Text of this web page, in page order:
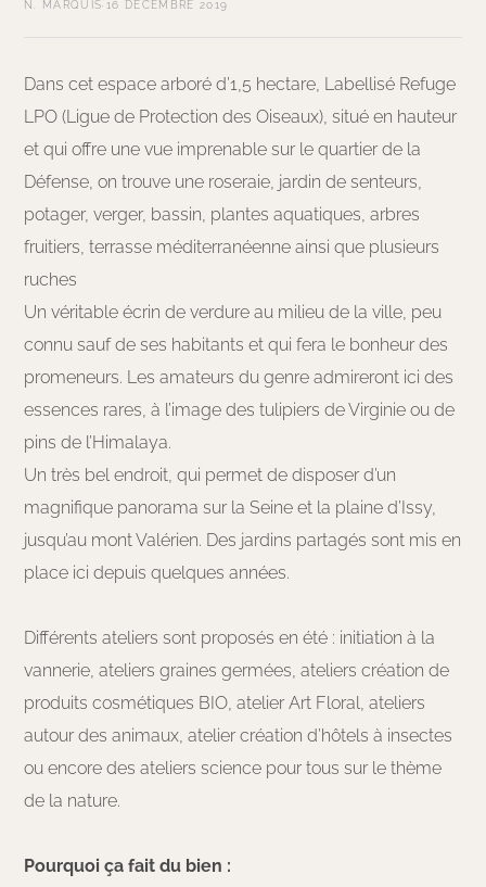
N. MARQUIS· 16 DÉCEMBRE 2019
Dans cet espace arboré d’1,5 hectare, Labellisé Refuge
LPO (Ligue de Protection des Oiseaux), situé en hauteur
et qui offre une vue imprenable sur le quartier de la
Défense, on trouve une roseraie, jardin de senteurs,
potager, verger, bassin, plantes aquatiques, arbres
fruitiers, terrasse méditerranéenne ainsi que plusieurs
ruches
Un véritable écrin de verdure au milieu de la ville, peu
connu sauf de ses habitants et qui fera le bonheur des
promeneurs. Les amateurs du genre admireront ici des
essences rares, à l’image des tulipiers de Virginie ou de
pins de l’Himalaya.
Un très bel endroit, qui permet de disposer d’un
magnifique panorama sur la Seine et la plaine d’Issy,
jusqu’au mont Valérien. Des jardins partagés sont mis en
place ici depuis quelques années.
Différents ateliers sont proposés en été : initiation à la
vannerie, ateliers graines germées, ateliers création de
produits cosmétiques BIO, atelier Art Floral, ateliers
autour des animaux, atelier création d’hôtels à insectes
ou encore des ateliers science pour tous sur le thème
de la nature.
Pourquoi ça fait du bien :